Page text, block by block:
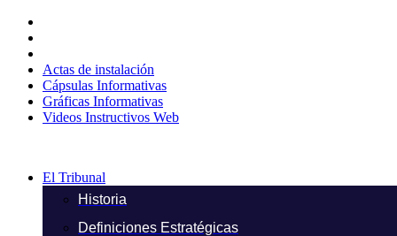
contenido
Actas de instalación
Cápsulas Informativas
Gráficas Informativas
Videos Instructivos Web
El Tribunal
Historia
Definiciones Estratégicas